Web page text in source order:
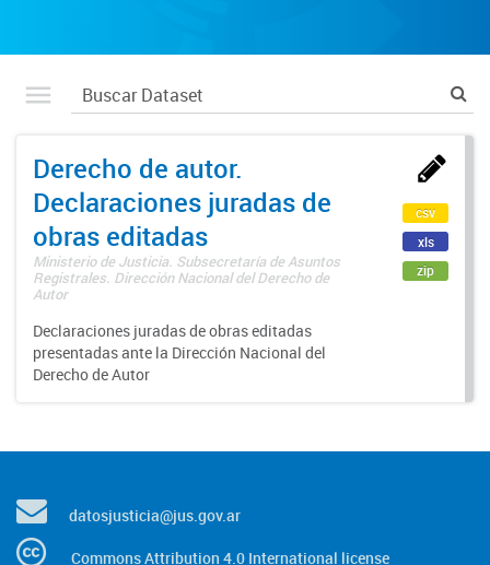
Derecho de autor.
Declaraciones juradas de
obras editadas
Ministerio de Justicia. Subsecretaría de Asuntos
Registrales. Dirección Nacional del Derecho de
Autor
Declaraciones juradas de obras editadas
presentadas ante la Dirección Nacional del
Derecho de Autor
csv
xls
zip
datosjusticia@jus.gov.ar
Commons Attribution 4.0 International license